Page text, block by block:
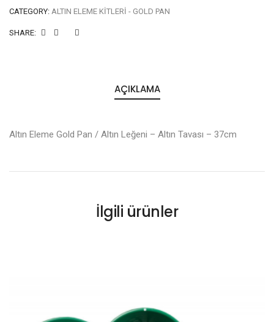
CATEGORY: ALTIN ELEME KITLERI - GOLD PAN
SHARE:
AÇIKLAMA
Altın Eleme Gold Pan / Altın Leğeni – Altın Tavası – 37cm
İlgili ürünler